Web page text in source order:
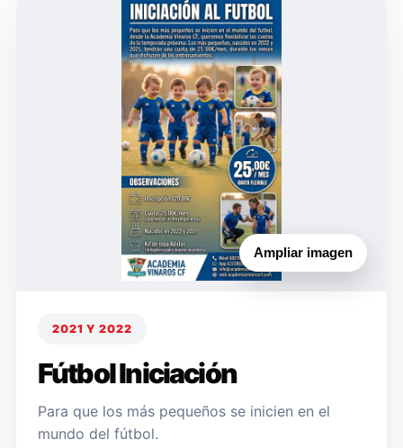
Ampliar imagen
2021 Y 2022
Fútbol Iniciación
Para que los más pequeños se inicien en el
mundo del fútbol.